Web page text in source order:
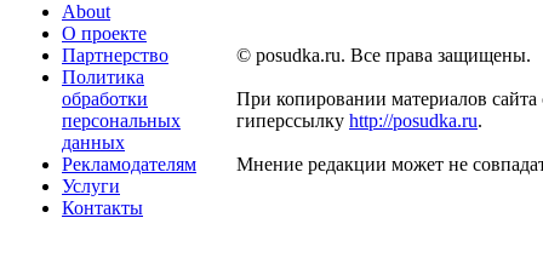
About
О проекте
Партнерство
Политика
обработки
персональных
данных
Рекламодателям
Услуги
Контакты
© posudka.ru. Все права защищены.
При копировании материалов сайта
гиперссылку http://posudka.ru.
Мнение редакции может не